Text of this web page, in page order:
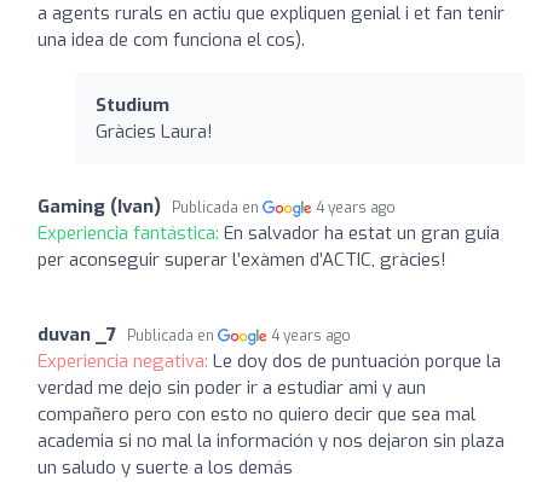
a agents rurals en actiu que expliquen genial i et fan tenir
una idea de com funciona el cos).
Studium
Gràcies Laura!
Gaming (Ivan) Publicada en 4 years ago
Experiencia fantástica: En salvador ha estat un gran guia
per aconseguir superar l’exàmen d’ACTIC, gràcies!
duvan _7 Publicada en 4 years ago
Experiencia negativa: Le doy dos de puntuación porque la
verdad me dejo sin poder ir a estudiar ami y aun
compañero pero con esto no quiero decir que sea mal
academia si no mal la información y nos dejaron sin plaza
un saludo y suerte a los demás